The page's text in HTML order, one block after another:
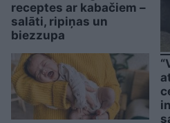
receptes ar kabačiem –
salāti, ripiņas un
biezzupa